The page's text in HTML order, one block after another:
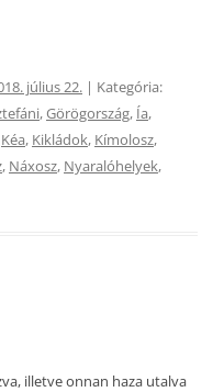
július 22. | Kategória:
,Görögország, Ía,
Kéa, Kikládok, Kímolosz,
, Náxosz, Nyaralóhelyek,
illetve onnan haza utalva